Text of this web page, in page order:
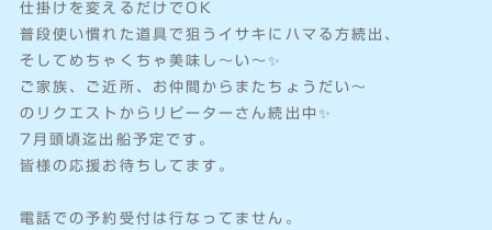
仕掛けを変えるだけでOK
普段使い慣れた道具で狙うイサキにハマる方続出、
そしてめちゃくちゃ美味し〜い〜✨️
ご家族、ご近所、お仲間からまたちょうだい〜
のリクエストからリピーターさん続出中✨️
7月頭頃迄出船予定です。
皆様の応援お待ちしてます。
電話での予約受付は行なってません。